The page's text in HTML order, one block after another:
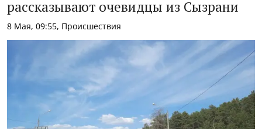
рассказывают очевидцы из Сызрани
8 Мая, 09:55, Происшествия